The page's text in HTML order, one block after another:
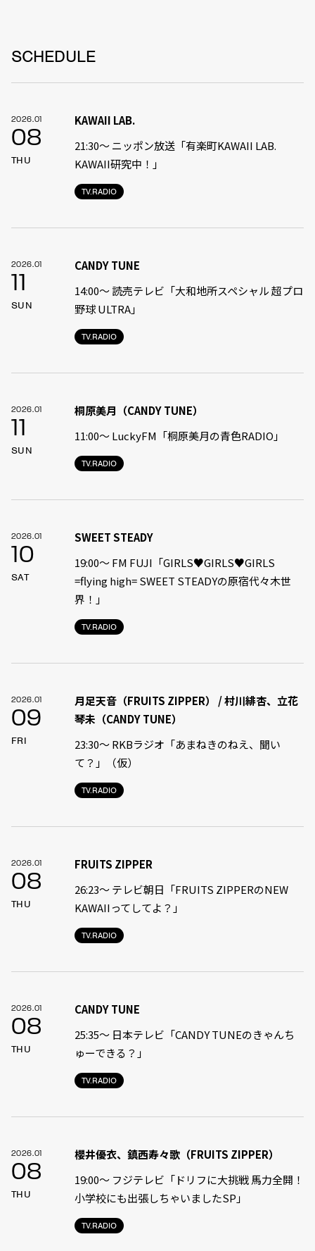
SCHEDULE
2026.01
08
THU
TV.RADIO
KAWAII LAB.
21:30〜 ニッポン放送「有楽町KAWAII LAB.
KAWAII研究中！」
2026.01
11
SUN
TV.RADIO
CANDY TUNE
14:00〜 読売テレビ「大和地所スペシャル 超プロ
野球 ULTRA」
2026.01
11
SUN
TV.RADIO
桐原美月（CANDY TUNE）
11:00〜 LuckyFM「桐原美月の青色RADIO」
2026.01
10
SAT
TV.RADIO
SWEET STEADY
19:00〜 FM FUJI「GIRLS♥GIRLS♥GIRLS
=flying high= SWEET STEADYの原宿代々木世
界！」
2026.01
09
FRI
TV.RADIO
月足天音（FRUITS ZIPPER） / 村川緋杏、立花
琴未（CANDY TUNE）
23:30〜 RKBラジオ「あまねきのねえ、聞い
て？」（仮）
2026.01
08
THU
TV.RADIO
FRUITS ZIPPER
26:23〜 テレビ朝日「FRUITS ZIPPERのNEW
KAWAIIってしてよ？」
2026.01
08
THU
TV.RADIO
CANDY TUNE
25:35〜 日本テレビ「CANDY TUNEのきゃんち
ゅーできる？」
2026.01
08
THU
TV.RADIO
櫻井優衣、鎮西寿々歌（FRUITS ZIPPER）
19:00〜 フジテレビ「ドリフに大挑戦 馬力全開！
小学校にも出張しちゃいましたSP」